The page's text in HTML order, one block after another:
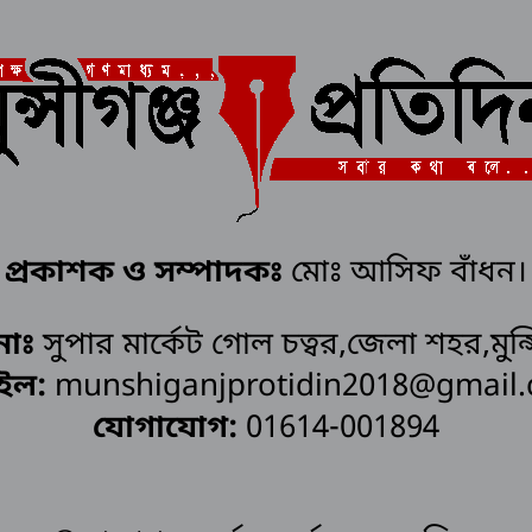
প্রকাশক ও সম্পাদকঃ মোঃ আসিফ বাঁধন।
সুপার মার্কেট গোল চত্বর,জেলা
যোগাযোগ: 01614-001894